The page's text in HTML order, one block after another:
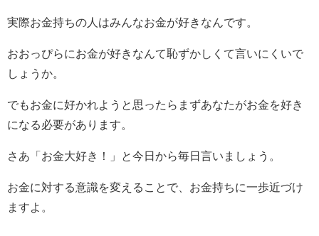
実際お金持ちの人はみんなお金が好きなんです。
おおっぴらにお金が好きなんて恥ずかしくて言いにくいで
しょうか。
でもお金に好かれようと思ったらまずあなたがお金を好き
になる必要があります。
さあ「お金大好き！」と今日から毎日言いましょう。
お金に対する意識を変えることで、お金持ちに一歩近づけ
ますよ。